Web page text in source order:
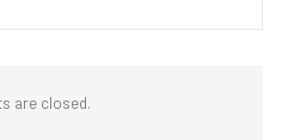
are closed.